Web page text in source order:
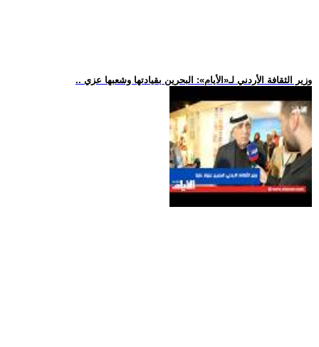
.. وزير الثقافة الأردني لـ«الأيام»: البحرين بقيادتها وشعبها عزي